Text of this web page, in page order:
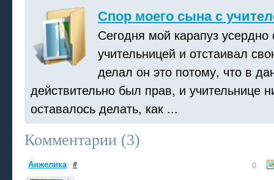
Спор моего сына с
Сегодня мой карапуз усердно
учительницей и отстаивал
делал он это потому, что в
действительно был прав, и учительнице
оставалось делать, как ...
Комментарии (3)
Анжелика # 0